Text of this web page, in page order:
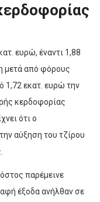
ευρώ, έναντι 1,88
μετά από φόρους
1,72 εκατ. ευρώ την
κερδοφορίας
ότι ο
αύξηση του τζίρου
παρέμεινε
έξοδα ανήλθαν σε